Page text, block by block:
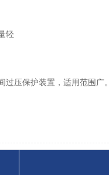
轻
压保护装置，适用范围广。